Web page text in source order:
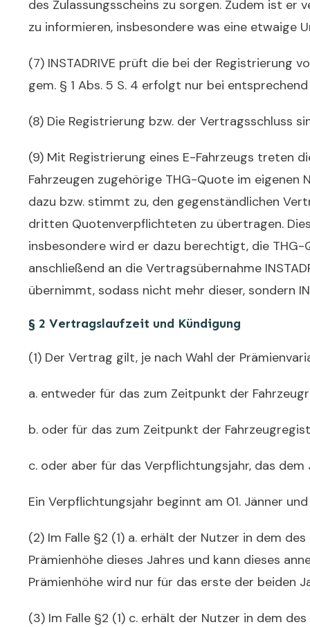
des Zulassungsscheins zu sorgen. Zudem ist er
zu informieren, insbesondere was eine
(7) INSTADRIVE prüft die bei der Registrierung
gem. § 1 Abs. 5 S. 4 erfolgt nur bei
(8) Die Registrierung bzw. der Vertragsschluss
(9) Mit Registrierung eines E-Fahrzeugs treten
Fahrzeugen zugehörige THG-Quote im eigenen
dazu bzw. stimmt zu, den gegenständlichen
dritten Quotenverpflichteten zu übertragen.
insbesondere wird er dazu berechtigt, die
anschließend an die Vertragsübernahme
übernimmt, sodass nicht mehr dieser, sondern
§ 2 Vertragslaufzeit und Kündigung
(1) Der Vertrag gilt, je nach Wahl der Prämie
a. entweder für das zum Zeitpunkt der
b. oder für das zum Zeitpunkt der
c. oder aber für das Verpflichtungsjahr, das
Ein Verpflichtungsjahr beginnt am 01. Jänner
(2) Im Falle §2 (1) a. erhält der Nutzer in dem
Prämienhöhe dieses Jahres und kann dieses
Prämienhöhe wird nur für das erste der beiden
(3) Im Falle §2 (1) c. erhält der Nutzer in dem